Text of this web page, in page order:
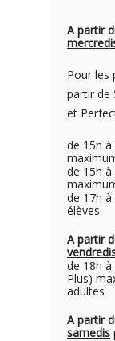
A partir
Pour les
partir de
et
de 15h
de 15h
de 17h
élèves
A partir
de 18h
Plus)
adultes
A partir
samedis